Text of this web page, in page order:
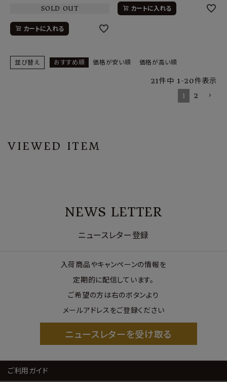
SOLD OUT
カートに入れる
カートに入れる
並び替え おすすめ順 価格が安い順 価格が高い順
21件中 1-20件表示
1
2
VIEWED ITEM
NEWS LETTER
ニュースレター登録
入荷商品やキャンペーンの情報を
定期的に配信しています。
ご希望の方は右のボタンより
メールアドレスをご登録ください
ニュースレターを受け取る
ご利用ガイド